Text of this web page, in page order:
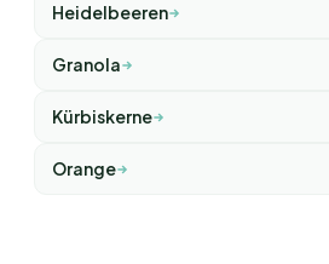
Heidelbeeren
Granola
Kürbiskerne
Orange